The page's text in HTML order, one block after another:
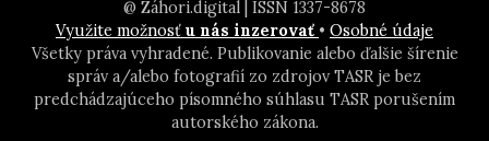
@ Záhori.digital | ISSN 1337-8678
Využite možnosť u nás inzerovať • Osobné údaje
Všetky práva vyhradené. Publikovanie alebo ďalšie šírenie
správ a/alebo fotografií zo zdrojov TASR je bez
predchádzajúceho písomného súhlasu TASR porušením
autorského zákona.